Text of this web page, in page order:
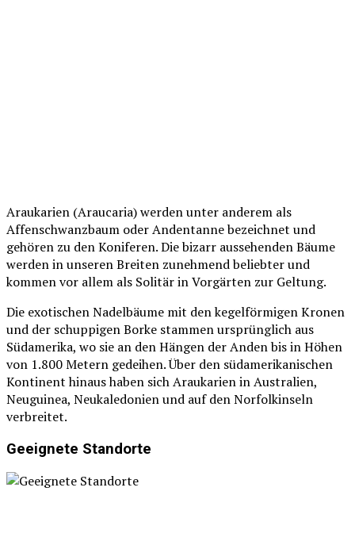
Araukarien (Araucaria) werden unter anderem als
Affenschwanzbaum oder Andentanne bezeichnet und
gehören zu den Koniferen. Die bizarr aussehenden Bäume
werden in unseren Breiten zunehmend beliebter und
kommen vor allem als Solitär in Vorgärten zur Geltung.
Die exotischen Nadelbäume mit den kegelförmigen Kronen
und der schuppigen Borke stammen ursprünglich aus
Südamerika, wo sie an den Hängen der Anden bis in Höhen
von 1.800 Metern gedeihen. Über den südamerikanischen
Kontinent hinaus haben sich Araukarien in Australien,
Neuguinea, Neukaledonien und auf den Norfolkinseln
verbreitet.
Geeignete Standorte